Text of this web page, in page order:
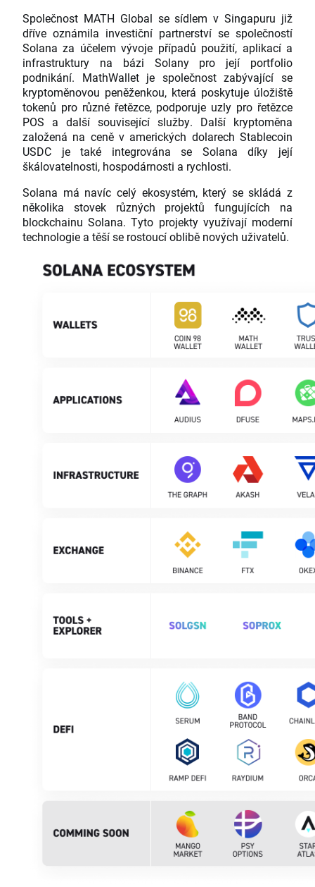
Společnost MATH Global se sídlem v Singapuru již
dříve oznámila investiční partnerství se společností
Solana za účelem vývoje případů použití, aplikací a
infrastruktury na bázi Solany pro její portfolio
podnikání. MathWallet je společnost zabývající se
kryptoměnovou peněženkou, která poskytuje úložiště
tokenů pro různé řetězce, podporuje uzly pro řetězce
POS a další související služby. Další kryptoměna
založená na ceně v amerických dolarech Stablecoin
USDC je také integrována se Solana díky její
škálovatelnosti, hospodárnosti a rychlosti.
Solana má navíc celý ekosystém, který se skládá z
několika stovek různých projektů fungujících na
blockchainu Solana. Tyto projekty využívají moderní
technologie a těší se rostoucí oblibě nových uživatelů.